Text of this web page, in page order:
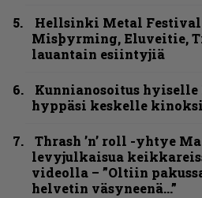
Hellsinki Metal Festival
Misþyrming, Eluveitie,
lauantain esiintyjiä
Kunnianosoitus
hyppäsi keskelle
Thrash ’n’ roll -yhtye
levyjulkaisua
videolla – ”Oltiin
helvetin väsyneenä…”